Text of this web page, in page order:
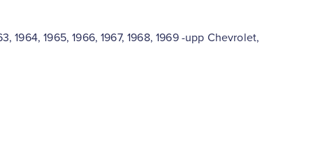
1964, 1965, 1966, 1967, 1968, 1969 -upp Chevrolet,